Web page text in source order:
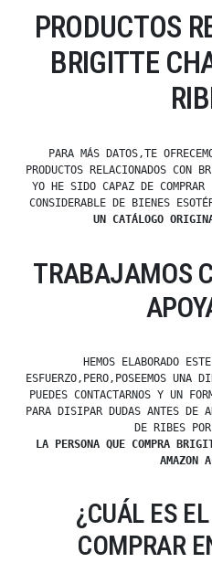
PRODUCTOS
BRIGITTE
PARA MÁS DATOS,TE
PRODUCTOS RELACIONADOS CON
YO HE SIDO CAPAZ DE
CONSIDERABLE DE BIENES
UN CATÁLOGO
TRABAJAMOS
HEMOS ELABORADO
ESFUERZO,PERO,POSEEMOS UNA
PUEDES CONTACTARNOS Y UN
PARA DISIPAR DUDAS ANTES DE
DE RIBES
LA PERSONA QUE COMPRA
AMAZON
¿CUÁL ES
COMPRAR